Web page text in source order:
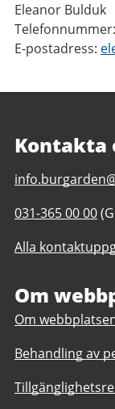
Eleanor Bulduk
E-postadress:
Kontakta
E-
till
Burgårdens
gymnasium
Telefonnummer
Burgårdens
031-365 00 00
Alla
Om
Om
Behandling av